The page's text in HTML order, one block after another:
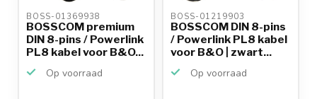
BOSS-01369938
BOSSCOM premium
DIN 8-pins / Powerlink
PL8 kabel voor B&O...
Op voorraad
BOSS-01219903
BOSSCOM DIN 8-pins
/ Powerlink PL8 kabel
voor B&O | zwart...
Op voorraad